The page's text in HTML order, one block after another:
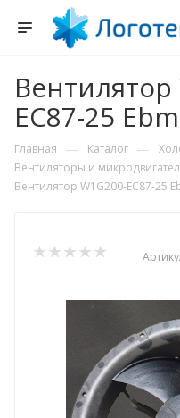
Вентилятор
EC87-25
Главная — Каталог —
Вентиляторы и
Вентилятор W1G200-EC87-25